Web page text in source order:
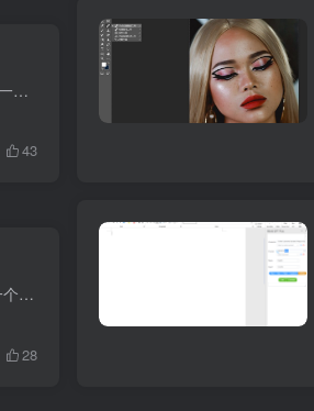
名称：EXCEL必备工具箱 v18.50 安装版描述：一款为Excel、WPS用户提供高效便捷操作的效率工具软件，相当于一个功能强大的插件。完美支持32位/64位OFFICE，以及最新版WPS。软件内置众多的实用工...
43
AixDownloader (https://aixdownloader.com/) 一个网页资源嗅探工具，可从任何网页下载图片、视频、音乐等文件，完全免费。
28